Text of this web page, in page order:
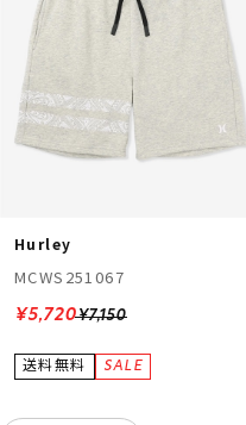
Hurley
MCWS251067
¥7,150
¥5,720